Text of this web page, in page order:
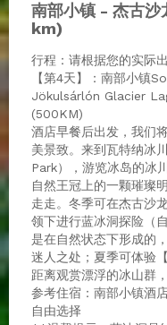
南部小镇 - 杰古
km)
行程：请根据您的实际
【第4天】：南部小镇
Jökulsárlón Glacier
(500KM)
酒店早餐后出发，我们
美景致。来到瓦特纳冰
Park），游览冰岛的冰
自然王冠上的一颗璀璨
走走。冬季可在杰古沙
领下进行蓝冰洞探险（
是在自然状态下形成的
迷人之处；夏季可体验
距离观赏漂浮的冰山群
参考住宿：南部小镇酒
自由选择